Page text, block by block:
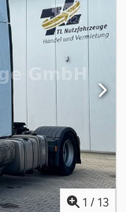
1 / 13